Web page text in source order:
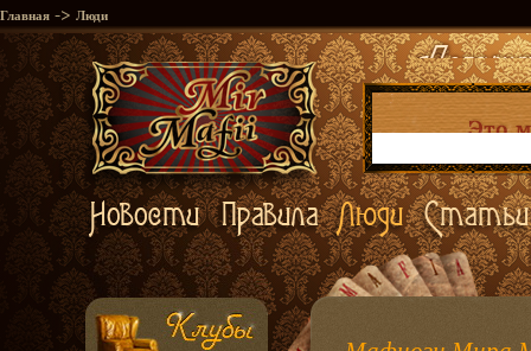
Главная -> Люди